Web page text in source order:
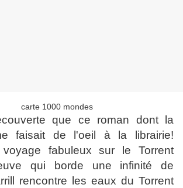
que ce roman dont la
faisait de l'oeil à la librairie!
fabuleux sur le Torrent
qui borde une infinité de
rencontre les eaux du Torrent